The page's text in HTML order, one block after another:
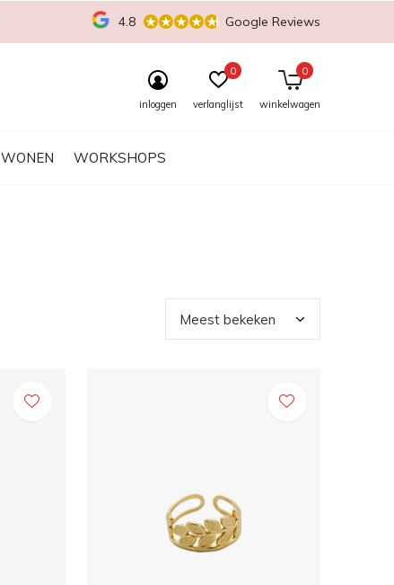
WONEN WORKSHOPS
inloggen verlanglijst
0
winkelwagen
0
4.8 Google Reviews